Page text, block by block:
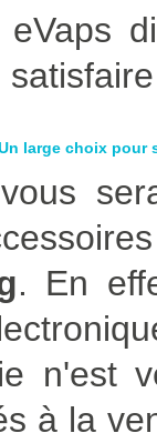
eVaps
large choix pour
. En
n'est
à la